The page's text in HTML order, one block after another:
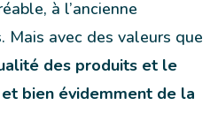
à l’ancienne
Mais avec des valeurs que
des produits et le
bien évidemment de la